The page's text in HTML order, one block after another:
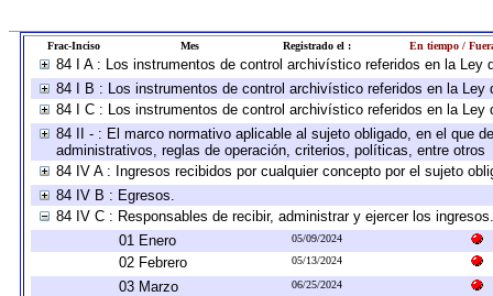
Frac-Inciso Mes Registrado el : En tiempo /
84 I A : Los instrumentos de control archivístico referidos en la
84 I B : Los instrumentos de control archivístico referidos en la
84 I C : Los instrumentos de control archivístico referidos en la
84 II - : El marco normativo aplicable al sujeto obligado, en el que
administrativos, reglas de operación, criterios, políticas, entre otros
84 IV A : Ingresos recibidos por cualquier concepto por el sujeto
84 IV B : Egresos.
84 IV C : Responsables de recibir, administrar y ejercer los ingresos.
01 Enero
05/09/2024
02 Febrero 05/13/2024
03 Marzo 06/25/2024